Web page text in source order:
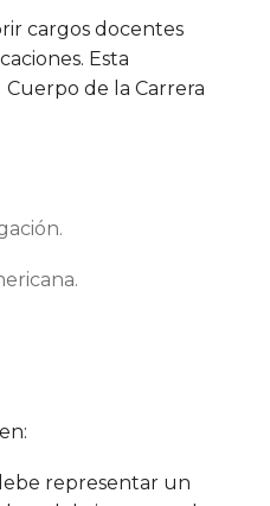
cargos docentes
Esta
Cuerpo de la Carrera
representar un